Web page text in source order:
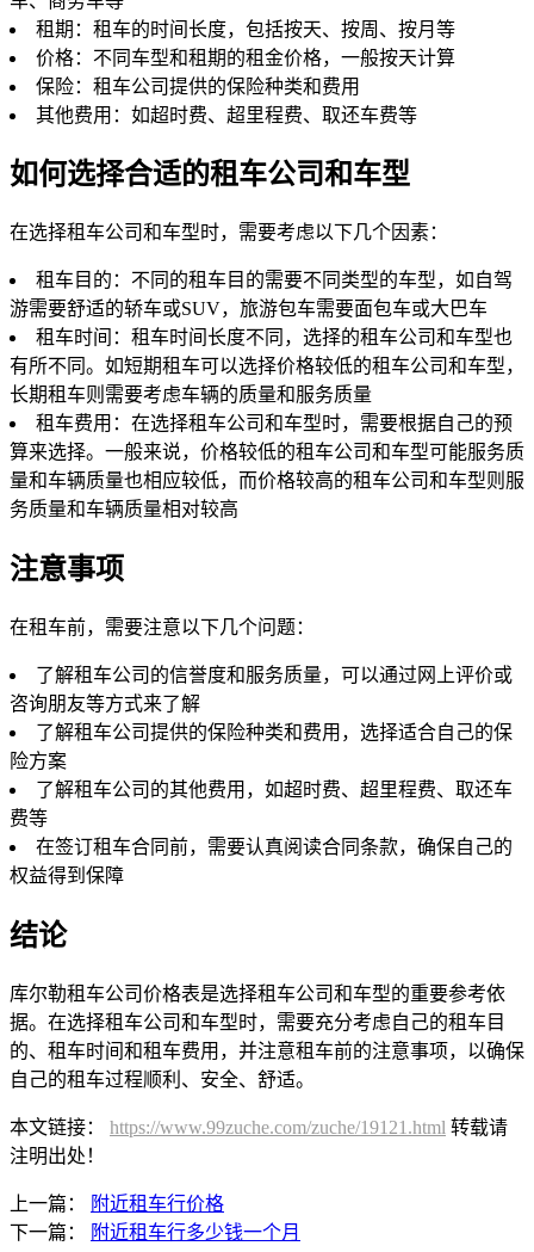
租期：租车的时间长度，包括按天、按周、按月等
价格：不同车型和租期的租金价格，一般按天计算
保险：租车公司提供的保险种类和费用
其他费用：如超时费、超里程费、取还车费等
如何选择合适的租车公司和车型
在选择租车公司和车型时，需要考虑以下几个因素：
租车目的：不同的租车目的需要不同类型的车型，如自驾
游需要舒适的轿车或SUV，旅游包车需要面包车或大巴车
租车时间：租车时间长度不同，选择的租车公司和车型也
有所不同。如短期租车可以选择价格较低的租车公司和车型，
长期租车则需要考虑车辆的质量和服务质量
租车费用：在选择租车公司和车型时，需要根据自己的预
算来选择。一般来说，价格较低的租车公司和车型可能服务质
量和车辆质量也相应较低，而价格较高的租车公司和车型则服
务质量和车辆质量相对较高
注意事项
在租车前，需要注意以下几个问题：
了解租车公司的信誉度和服务质量，可以通过网上评价或
咨询朋友等方式来了解
了解租车公司提供的保险种类和费用，选择适合自己的保
险方案
了解租车公司的其他费用，如超时费、超里程费、取还车
费等
在签订租车合同前，需要认真阅读合同条款，确保自己的
权益得到保障
结论
库尔勒租车公司价格表是选择租车公司和车型的重要参考依
据。在选择租车公司和车型时，需要充分考虑自己的租车目
的、租车时间和租车费用，并注意租车前的注意事项，以确保
自己的租车过程顺利、安全、舒适。
本文链接： https://www.99zuche.com/zuche/19121.html 转载请
注明出处！
上一篇：
附近租车行价格
下一篇：
附近租车行多少钱一个月